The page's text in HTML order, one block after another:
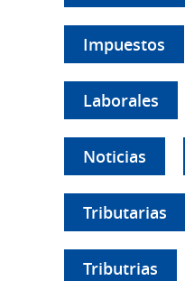
Impuestos
Laborales
Noticias
Tributarias
Tributrias